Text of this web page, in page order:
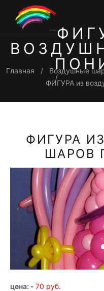
Главная
Воздушные
ФИГУРА из
ФИГУРА
ШАРОВ
цена: - 70 руб.